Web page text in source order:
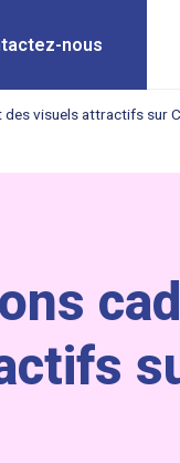
nous
visuels attractifs sur